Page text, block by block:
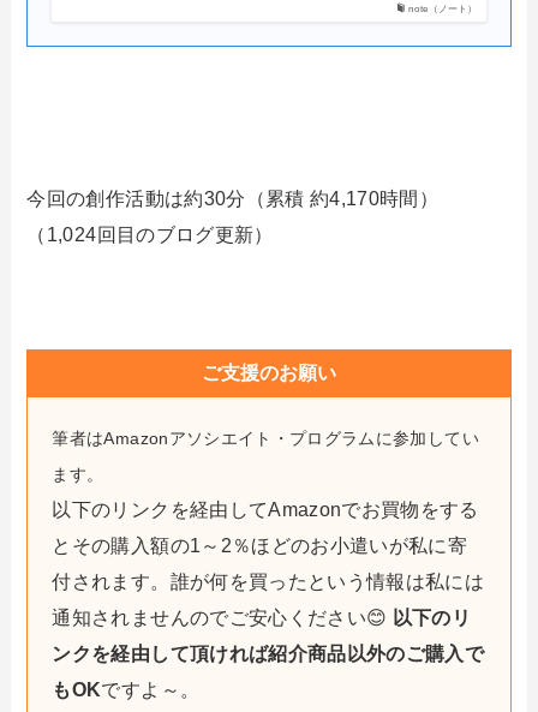
note（ノート）
今回の創作活動は約30分（累積 約4,170時間）
（1,024回目のブログ更新）
ご支援のお願い
筆者はAmazonアソシエイト・プログラムに参加してい
ます。
以下のリンクを経由してAmazonでお買物をする
とその購入額の1～2％ほどのお小遣いが私に寄
付されます。誰が何を買ったという情報は私には
通知されませんのでご安心ください😊 以下のリ
ンクを経由して頂ければ紹介商品以外のご購入で
もOKですよ～。